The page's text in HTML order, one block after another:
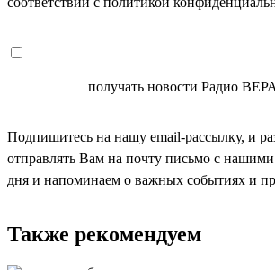
получать новости Радио ВЕРА
Подпишитесь на нашу email-рассылку, и
отправлять Вам на почту письмо с
дня и напоминаем о важных событиях и
Также рекомендуем